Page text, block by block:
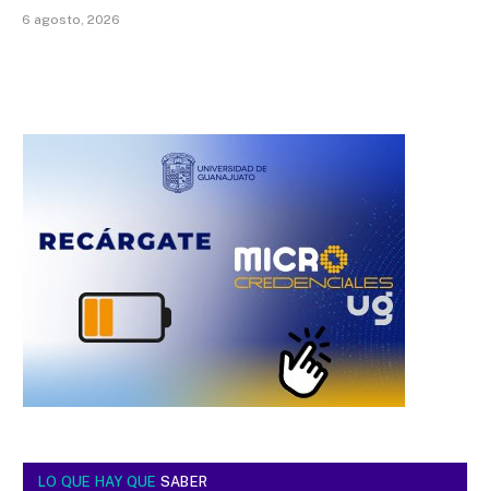
6 agosto, 2026
LO QUE HAY QUE SABER